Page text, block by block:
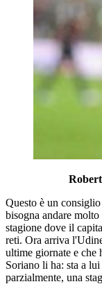
Questo è un
bisogna andare
stagione dove il
reti. Ora arriva
ultime giornate e che
Soriano li ha: sta a
parzialmente, una